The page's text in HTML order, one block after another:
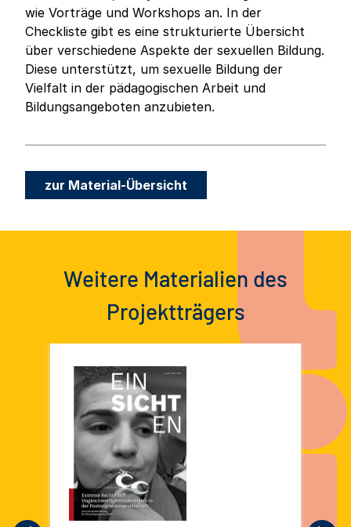
wie Vorträge und Workshops an. In der
Checkliste gibt es eine strukturierte Übersicht
über verschiedene Aspekte der sexuellen Bildung.
Diese unterstützt, um sexuelle Bildung der
Vielfalt in der pädagogischen Arbeit und
Bildungsangeboten anzubieten.
zur Material-Übersicht
Weitere Materialien des
Projektträgers